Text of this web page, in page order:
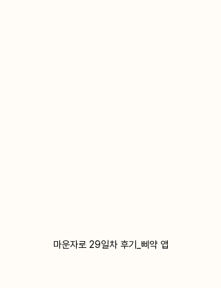
마운자로 29일차 후기_삐약 앱